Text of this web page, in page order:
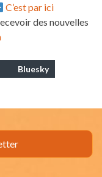
C’est par ici
des nouvelles
Bluesky